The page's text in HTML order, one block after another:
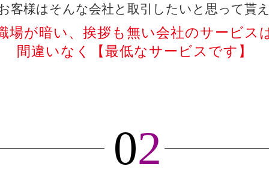
客様はそんな会社と取引したいと思って貰
場が暗い、挨拶も無い会社のサービス
間違いなく【最低なサービスです】
02